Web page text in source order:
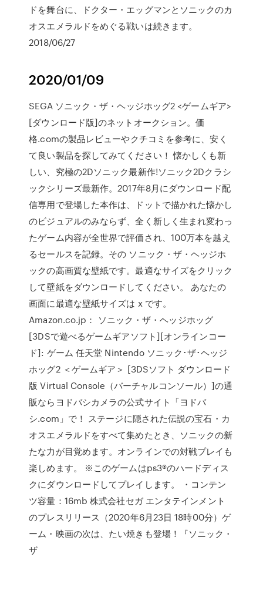
ドを舞台に、ドクター・エッグマンとソニックのカ
オスエメラルドをめぐる戦いは続きます。
2018/06/27
2020/01/09
SEGA ソニック・ザ・ヘッジホッグ2 <ゲームギア>
[ダウンロード版]のネットオークション。価
格.comの製品レビューやクチコミを参考に、安く
て良い製品を探してみてください！ 懐かしくも新
しい、究極の2Dソニック最新作!ソニック2Dクラシ
ックシリーズ最新作。2017年8月にダウンロード配
信専用で登場した本作は、ドットで描かれた懐かし
のビジュアルのみならず、全く新しく生まれ変わっ
たゲーム内容が全世界で評価され、100万本を越え
るセールスを記録。その ソニック・ザ・ヘッジホ
ックの高画質な壁紙です。最適なサイズをクリック
して壁紙をダウンロードしてください。 あなたの
画面に最適な壁紙サイズは x です。
Amazon.co.jp： ソニック・ザ・ヘッジホッグ
[3DSで遊べるゲームギアソフト][オンラインコー
ド]: ゲーム 任天堂 Nintendo ソニック･ザ･ヘッジ
ホッグ2 ＜ゲームギア＞ [3DSソフト ダウンロード
版 Virtual Console（バーチャルコンソール）]の通
販ならヨドバシカメラの公式サイト「ヨドバ
シ.com」で！ ステージに隠された伝説の宝石・カ
オスエメラルドをすべて集めたとき、ソニックの新
たな力が目覚めます。オンラインでの対戦プレイも
楽しめます。 ※このゲームはps3®のハードディス
クにダウンロードしてプレイします。 ・コンテン
ツ容量：16mb 株式会社セガ エンタテインメント
のプレスリリース（2020年6月23日 18時00分）ゲ
ーム・映画の次は、たい焼きも登場！『ソニック・
ザ